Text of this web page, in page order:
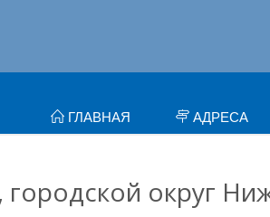
ГЛАВНАЯ АДРЕСА
округ